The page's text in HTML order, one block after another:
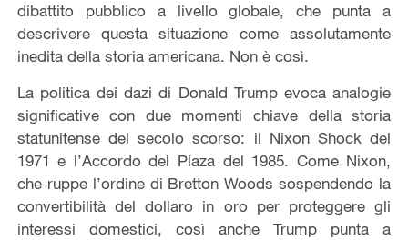
dibattito pubblico a livello globale, che punta a
descrivere questa situazione come assolutamente
inedita della storia americana. Non è così.
La politica dei dazi di Donald Trump evoca analogie
significative con due momenti chiave della storia
statunitense del secolo scorso: il Nixon Shock del
1971 e l’Accordo del Plaza del 1985. Come Nixon,
che ruppe l’ordine di Bretton Woods sospendendo la
convertibilità del dollaro in oro per proteggere gli
interessi domestici, così anche Trump punta a